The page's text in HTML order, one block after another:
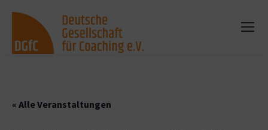
« Alle Veranstaltungen